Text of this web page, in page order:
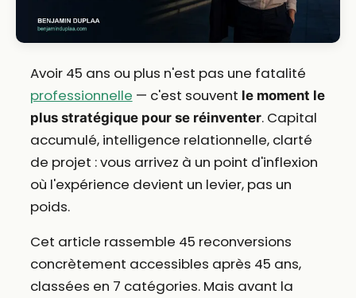
Avoir 45 ans ou plus n'est pas une fatalité
professionnelle — c'est souvent le moment le
plus stratégique pour se réinventer. Capital
accumulé, intelligence relationnelle, clarté
de projet : vous arrivez à un point d'inflexion
où l'expérience devient un levier, pas un
poids.
Cet article rassemble 45 reconversions
concrètement accessibles après 45 ans,
classées en 7 catégories. Mais avant la